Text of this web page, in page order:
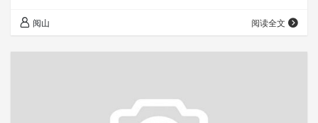
延迟存储属性 第一次调用存储属性时才能确定初始值，需要
使用延迟存储属性实现（数据类型可以略去，初始值不可以
阅山 阅读全文